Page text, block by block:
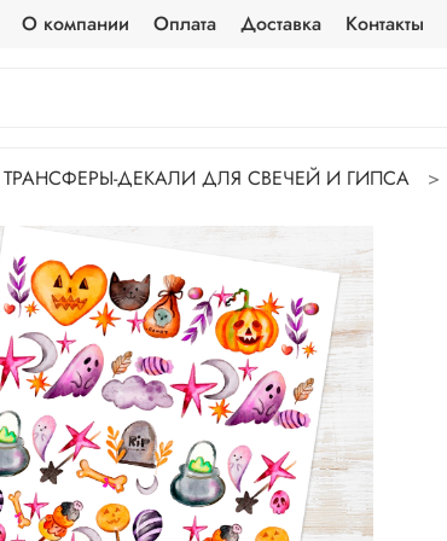
О компании Оплата Доставка Контакты
ТРАНСФЕРЫ-ДЕКАЛИ ДЛЯ СВЕЧЕЙ И ГИПСА